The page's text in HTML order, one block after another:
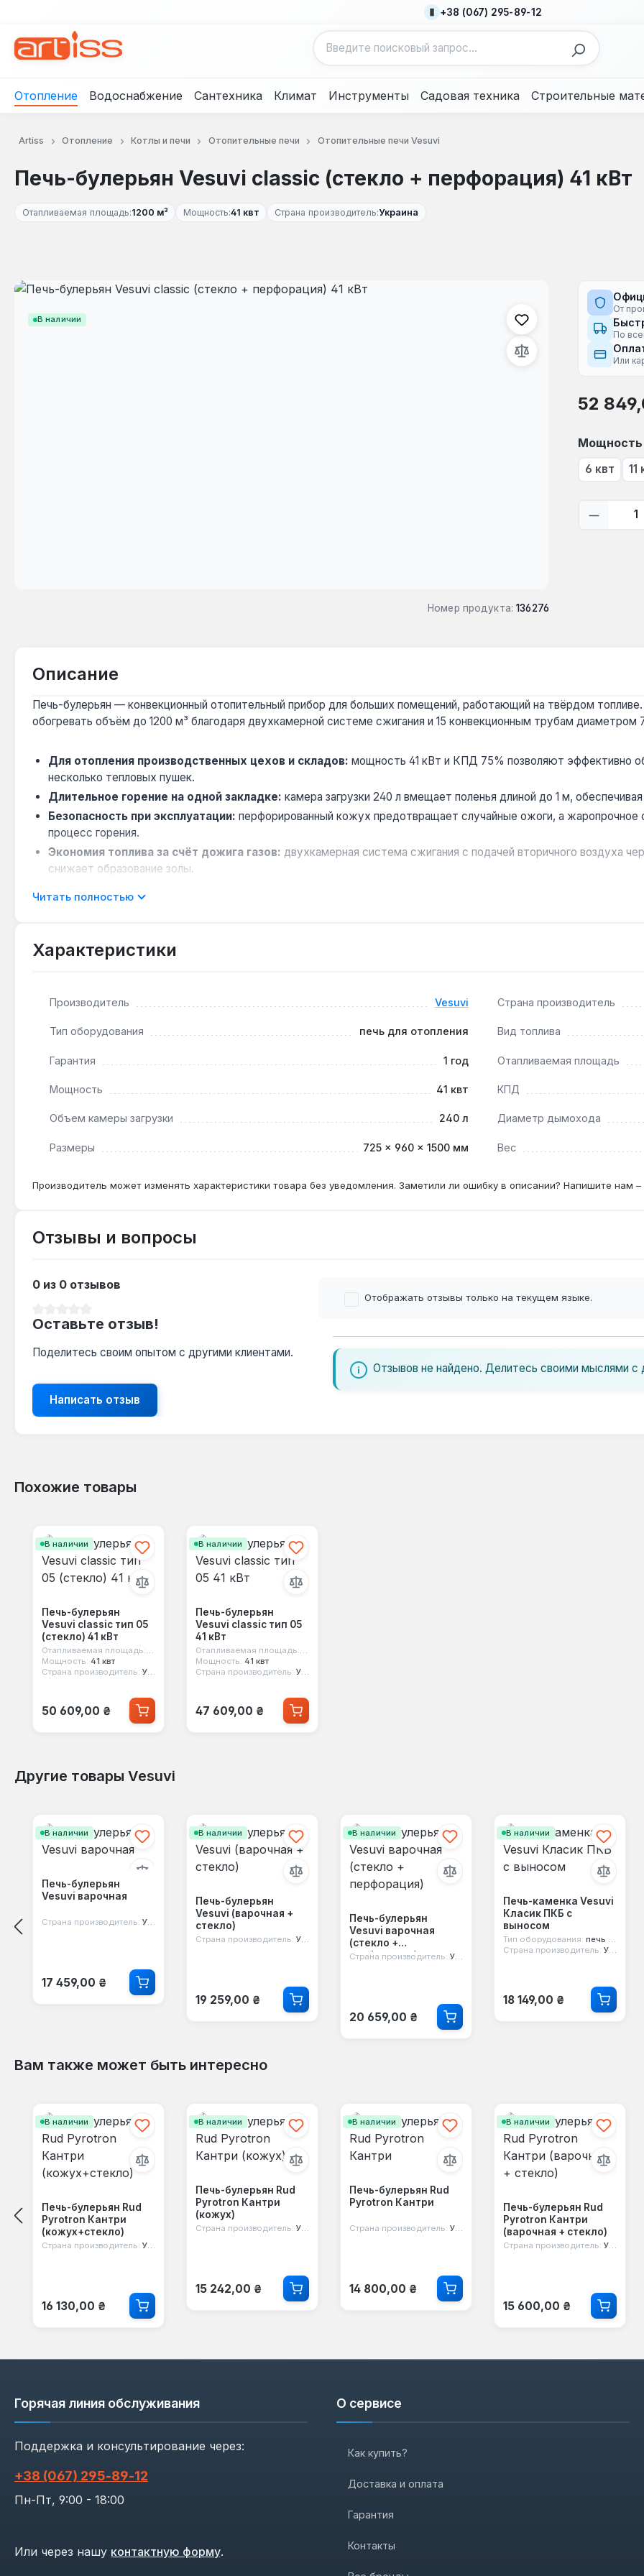
+38 (067) 295-89-12
Отопление Водоснабжение Сантехника Климат Инструменты Садовая техника Строительные
Artiss Отопление Котлы и печи Отопительные печи Отопительные печи Vesuvi
Печь-булерьян Vesuvi classic (стекло + перфорация) 41 кВт
Отапливаемая площадь:1200 м³ Мощность:41 квт Страна производитель:Украина
В наличии
Пропустить галерею изображений
Номер продукта: 136276
От
По
Или
Обычная
52
Выберите
Мощность
6 квт 11
Описание
Печь-булерьян — конвекционный отопительный прибор для больших помещений, работающий на твёрдом
обогревать объём до 1200 м³ благодаря двухкамерной системе сжигания и 15 конвекционным трубам диаметром
Для отопления производственных цехов и складов: мощность 41 кВт и КПД 75% позволяют эффективно
несколько тепловых пушек.
Длительное горение на одной закладке: камера загрузки 240 л вмещает поленья длиной до 1 м,
Безопасность при эксплуатации: перфорированный кожух предотвращает случайные ожоги, а жаропрочное
процесс горения.
Экономия топлива за счёт дожига газов: двухкамерная система сжигания с подачей вторичного воздуха
снижает образование золы.
доставка по Украине.
Диаметр дымохода 180 мм — стандартный для печей мощностью 41 кВт, обеспечивает достаточную тягу для
Сколько весит печь и нужен ли фундамент?
Можно ли топить сырыми дровами?
Рекомендуются сухие дрова влажностью до 20% — при использовании сырых дров КПД снижается, а
Читать полностью
Характеристики
Производитель Vesuvi Страна производитель
Тип оборудования печь для отопления Вид топлива
Гарантия 1 год Отапливаемая площадь
Мощность 41 квт КПД
Объем камеры загрузки 240 л Диаметр дымохода
Размеры 725 × 960 × 1500 мм Вес
Производитель может изменять характеристики товара без уведомления. Заметили ли ошибку в описании? Напишите нам
Отзывы и вопросы
0 из 0 отзывов
Оставьте отзыв!
Поделитесь своим опытом с другими клиентами.
Написать отзыв
Отображать отзывы только на текущем языке.
Отзывов не найдено. Делитесь своими мыслями с
Похожие товары
В наличии
Печь-булерьян
Vesuvi classic тип 05
(стекло) 41 кВт
Отапливаемая площадь:1200 м³
Мощность: 41 квт
Страна производитель: Украина
Обычная цена:
50 609,00 ₴
В наличии
Печь-булерьян
Vesuvi classic тип 05
41 кВт
Отапливаемая площадь:1200 м³
Мощность: 41 квт
Страна производитель: Украина
Обычная цена:
47 609,00 ₴
Другие товары Vesuvi
В наличии
Печь-булерьян
Vesuvi варочная
Страна производитель: Украина
Обычная цена:
17 459,00 ₴
В наличии
Печь-булерьян
Vesuvi (варочная +
стекло)
Страна производитель: Украина
Обычная цена:
19 259,00 ₴
В наличии
Печь-булерьян
Vesuvi варочная
(стекло +
перфорация)
Страна производитель: Украина
Обычная цена:
20 659,00 ₴
В наличии
Печь-каменка Vesuvi
Класик ПКБ с
выносом
Тип оборудования: печь для сауны
Страна производитель: Украина
Обычная цена:
18 149,00 ₴
Вам также может быть интересно
В наличии
Печь-булерьян Rud
Pyrotron Кантри
(кожух+стекло)
Страна производитель: Украина
Обычная цена:
16 130,00 ₴
В наличии
Печь-булерьян Rud
Pyrotron Кантри
(кожух)
Страна производитель: Украина
Обычная цена:
15 242,00 ₴
В наличии
Печь-булерьян Rud
Pyrotron Кантри
Страна производитель: Украина
Обычная цена:
14 800,00 ₴
В наличии
Печь-булерьян Rud
Pyrotron Кантри
(варочная + стекло)
Страна производитель: Украина
Обычная цена:
15 600,00 ₴
Горячая линия обслуживания
Поддержка и консультирование через:
+38 (067) 295‑89‑12
Пн-Пт, 9:00 - 18:00
Или через нашу контактную форму.
О сервисе
Как купить?
Доставка и оплата
Гарантия
Контакты